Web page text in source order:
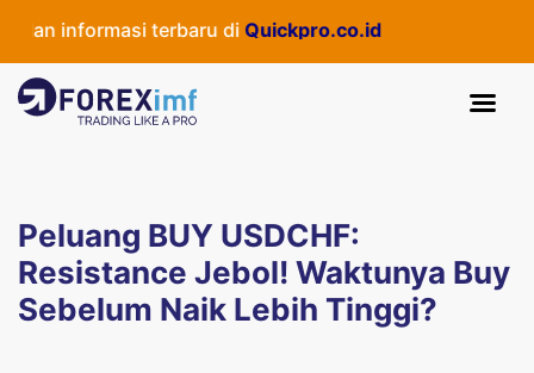
informasi terbaru di Quickpro.co.id
Peluang BUY USDCHF:
Resistance Jebol! Waktunya Buy
Sebelum Naik Lebih Tinggi?